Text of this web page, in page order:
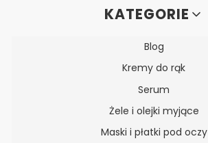
Linki w stopceKATEGORIE
Blog
Kremy do rąk
Serum
Żele i olejki myjące
Maski i płatki pod oczy